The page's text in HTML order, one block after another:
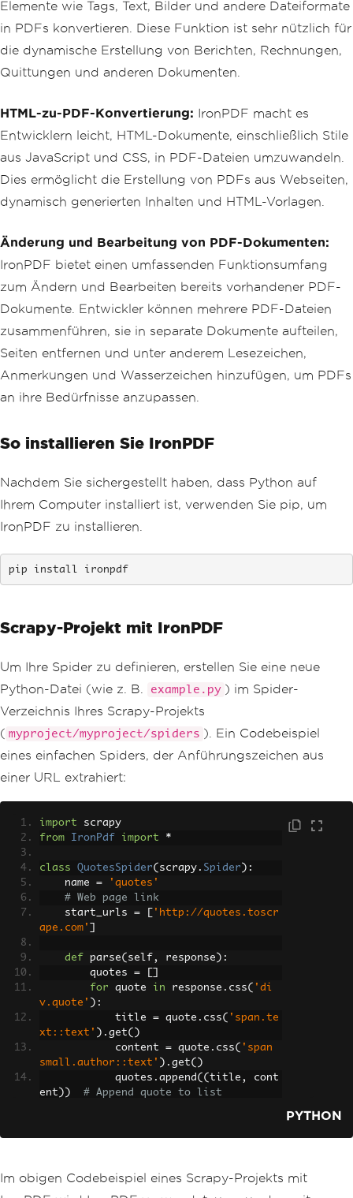
Elemente wie Tags, Text, Bilder und andere Dateiformate
in PDFs konvertieren. Diese Funktion ist sehr nützlich für
die dynamische Erstellung von Berichten, Rechnungen,
Quittungen und anderen Dokumenten.
HTML-zu-PDF-Konvertierung: IronPDF macht es
Entwicklern leicht, HTML-Dokumente, einschließlich Stile
aus JavaScript und CSS, in PDF-Dateien umzuwandeln.
Dies ermöglicht die Erstellung von PDFs aus Webseiten,
dynamisch generierten Inhalten und HTML-Vorlagen.
Änderung und Bearbeitung von PDF-Dokumenten:
IronPDF bietet einen umfassenden Funktionsumfang
zum Ändern und Bearbeiten bereits vorhandener PDF-
Dokumente. Entwickler können mehrere PDF-Dateien
zusammenführen, sie in separate Dokumente aufteilen,
Seiten entfernen und unter anderem Lesezeichen,
Anmerkungen und Wasserzeichen hinzufügen, um PDFs
an ihre Bedürfnisse anzupassen.
So installieren Sie IronPDF
Nachdem Sie sichergestellt haben, dass Python auf
Ihrem Computer installiert ist, verwenden Sie pip, um
IronPDF zu installieren.
pip install ironpdf
Scrapy-Projekt mit IronPDF
Um Ihre Spider zu definieren, erstellen Sie eine neue
Python-Datei (wie z. B.
example.py ) im Spider-
Verzeichnis Ihres Scrapy-Projekts
( myproject/myproject/spiders ). Ein Codebeispiel
eines einfachen Spiders, der Anführungszeichen aus
einer URL extrahiert:
import scrapy
from
IronPdf import *
class QuotesSpider( scrapy . Spider ):
    name
=
'quotes'
# Web page link
    start_urls
=
'http://quotes.toscr
ape.com'
def parse( self , response ):
        quotes
=
for quote in response . css( 'di
v.quote' ):
            title
= quote . css( 'span.te
xt::text' ). get()
            content
= quote . css( 'span
small.author::text' ). get()
            quotes
. append (( title ,
cont
ent )) # Append quote to list
IronPDF
( self.get_pdf_content(quotes))
PYTHON
Im obigen Codebeispiel eines Scrapy-Projekts mit